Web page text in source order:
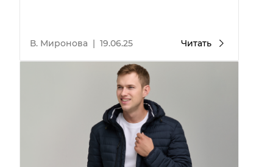
В. Миронова | 19.06.25 Читать